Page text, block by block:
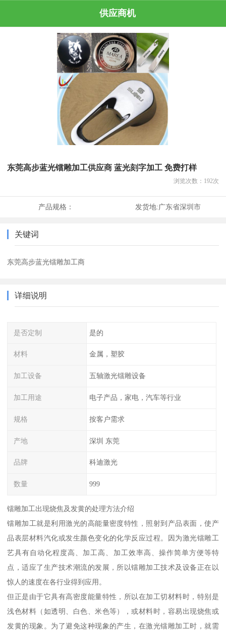
供应商机
东莞高步蓝光镭雕加工供应商 蓝光刻字加工 免费打样
浏览次数： 192次
产品规格： 发货地:广东省深圳市
关键词
东莞高步蓝光镭雕加工商
详细说明
是否定制 是的
材料 金属，塑胶
加工设备 五轴激光镭雕设备
加工用途 电子产品，家电，汽车等行业
规格 按客户需求
产地 深圳 东莞
品牌 科迪激光
数量 999
镭雕加工出现烧焦及发黄的处理方法介绍
镭雕加工就是利用激光的高能量密度特性，照射到产品表面，使产
品表层材料汽化或发生颜色变化的化学反应过程。因为激光镭雕工
艺具有自动化程度高、加工高、加工效率高、操作简单方便等特
点，适应了生产技术潮流的发展，所以镭雕加工技术及设备正在以
惊人的速度在各行业得到应用。
但正是由于它具有高密度能量特性，所以在加工切材料时，特别是
浅色材料（如透明、白色、米色等），或材料时，容易出现烧焦或
发黄的现象。为了避免这种现象的产生，在激光镭雕加工时，就需